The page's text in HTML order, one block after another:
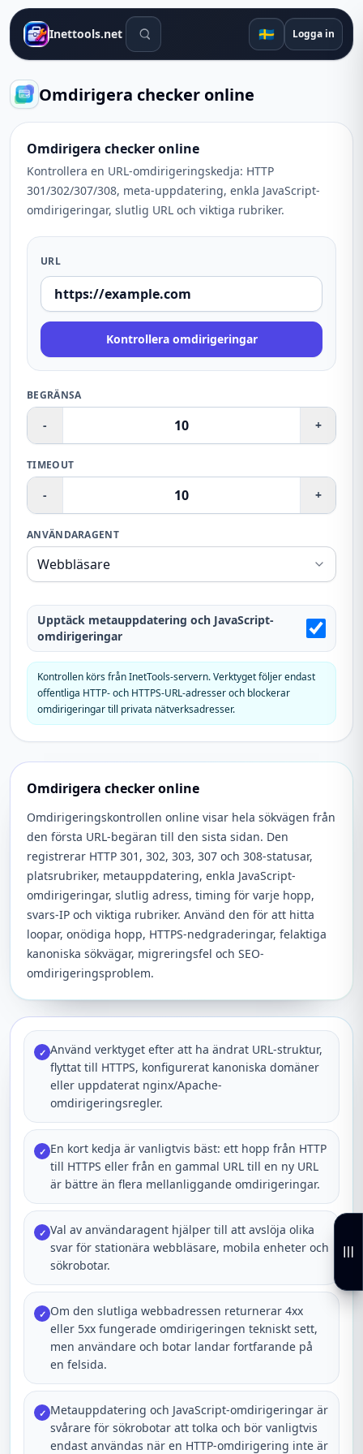
Inettools.net Sökverktyg 🇸🇪 Logga in
Omdirigera checker online
Omdirigera checker online
Kontrollera en URL-omdirigeringskedja: HTTP
301/302/307/308, meta-uppdatering, enkla JavaScript-
omdirigeringar, slutlig URL och viktiga rubriker.
URL
Kontrollera omdirigeringar
BEGRÄNSA
- +
TIMEOUT
- +
ANVÄNDARAGENT
Upptäck metauppdatering och JavaScript-
omdirigeringar
Kontrollen körs från InetTools-servern. Verktyget följer endast
offentliga HTTP- och HTTPS-URL-adresser och blockerar
omdirigeringar till privata nätverksadresser.
Omdirigera checker online
Omdirigeringskontrollen online visar hela sökvägen från
den första URL-begäran till den sista sidan. Den
registrerar HTTP 301, 302, 303, 307 och 308-statusar,
platsrubriker, metauppdatering, enkla JavaScript-
omdirigeringar, slutlig adress, timing för varje hopp,
svars-IP och viktiga rubriker. Använd den för att hitta
loopar, onödiga hopp, HTTPS-nedgraderingar, felaktiga
kanoniska sökvägar, migreringsfel och SEO-
omdirigeringsproblem.
✓ Använd verktyget efter att ha ändrat URL-struktur,
flyttat till HTTPS, konfigurerat kanoniska domäner
eller uppdaterat nginx/Apache-
omdirigeringsregler.
✓ En kort kedja är vanligtvis bäst: ett hopp från HTTP
till HTTPS eller från en gammal URL till en ny URL
är bättre än flera mellanliggande omdirigeringar.
✓ Val av användaragent hjälper till att avslöja olika
svar för stationära webbläsare, mobila enheter och
sökrobotar.
✓ Om den slutliga webbadressen returnerar 4xx
eller 5xx fungerade omdirigeringen tekniskt sett,
men användare och botar landar fortfarande på
en felsida.
✓ Metauppdatering och JavaScript-omdirigeringar är
svårare för sökrobotar att tolka och bör vanligtvis
endast användas när en HTTP-omdirigering inte är